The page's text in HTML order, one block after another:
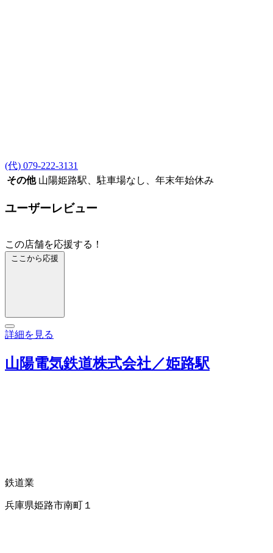
(代) 079-222-3131
その他 山陽姫路駅、駐車場なし、年末年始休み
ユーザーレビュー
この店舗を応援する！
ここから応援
詳細を見る
山陽電気鉄道株式会社／姫路駅
鉄道業
兵庫県姫路市南町１